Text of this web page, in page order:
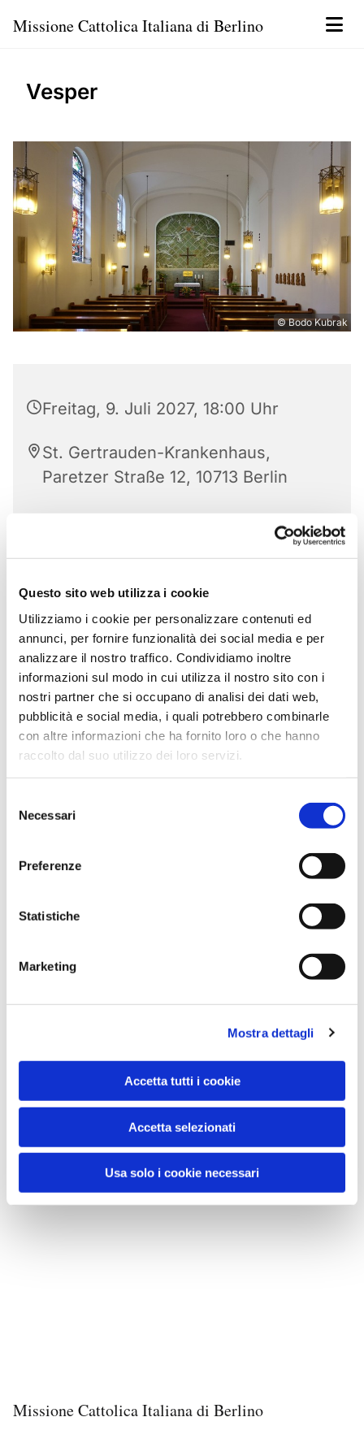
Questo sito web utilizza i cookie
Utilizziamo i cookie per personalizzare contenuti ed
annunci, per fornire funzionalità dei social media e per
analizzare il nostro traffico. Condividiamo inoltre
informazioni sul modo in cui utilizza il nostro sito con i
nostri partner che si occupano di analisi dei dati web,
pubblicità e social media, i quali potrebbero combinarle
con altre informazioni che ha fornito loro o che hanno
raccolto dal suo utilizzo dei loro servizi.
delNecessari
Preferenze
Statistiche
Marketing
Mostra dettagli
Accetta tutti i cookie
Accetta selezionati
Usa solo i cookie necessari
Missione Cattolica Italiana di Berlino
Vesper
© Bodo Kubrak
Freitag, 9. Juli 2027, 18:00 Uhr
St. Gertrauden-Krankenhaus,
Paretzer Straße 12, 10713 Berlin
Missione Cattolica Italiana di Berlino